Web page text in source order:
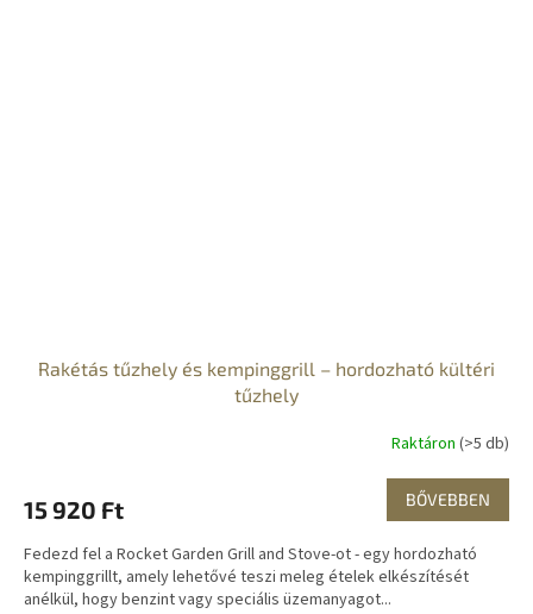
Rakétás tűzhely és kempinggrill – hordozható kültéri
tűzhely
Raktáron (>5 db)
15 920 Ft BŐVEBBEN
Fedezd fel a Rocket Garden Grill and Stove-ot - egy hordozható
kempinggrillt, amely lehetővé teszi meleg ételek elkészítését
anélkül, hogy benzint vagy speciális üzemanyagot...